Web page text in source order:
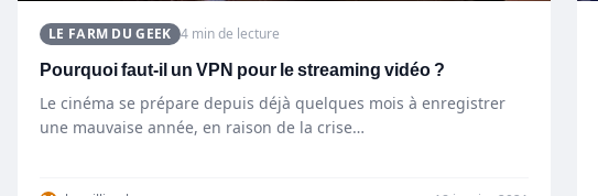
LE FARM DU GEEK 4 min de lecture
Pourquoi faut-il un VPN pour le streaming vidéo ?
Le cinéma se prépare depuis déjà quelques mois à enregistrer
une mauvaise année, en raison de la crise…